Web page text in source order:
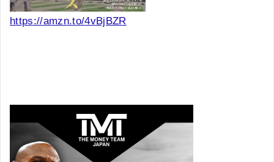
https://amzn.to/4vBjBZR